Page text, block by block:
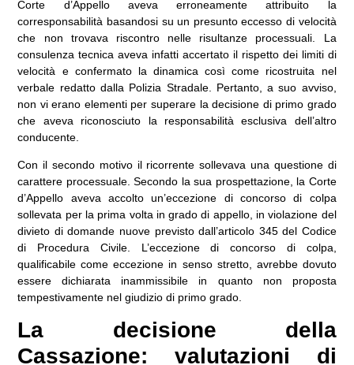
Corte d’Appello aveva erroneamente attribuito la
corresponsabilità basandosi su un presunto eccesso di velocità
che non trovava riscontro nelle risultanze processuali. La
consulenza tecnica aveva infatti accertato il rispetto dei limiti di
velocità e confermato la dinamica così come ricostruita nel
verbale redatto dalla Polizia Stradale. Pertanto, a suo avviso,
non vi erano elementi per superare la decisione di primo grado
che aveva riconosciuto la responsabilità esclusiva dell’altro
conducente.
Con il secondo motivo il ricorrente sollevava una questione di
carattere processuale. Secondo la sua prospettazione, la Corte
d’Appello aveva accolto un’eccezione di concorso di colpa
sollevata per la prima volta in grado di appello, in violazione del
divieto di domande nuove previsto dall’articolo 345 del Codice
di Procedura Civile. L’eccezione di concorso di colpa,
qualificabile come eccezione in senso stretto, avrebbe dovuto
essere dichiarata inammissibile in quanto non proposta
tempestivamente nel giudizio di primo grado.
La decisione della
Cassazione: valutazioni di